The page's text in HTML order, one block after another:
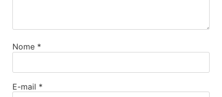
Nome *
E-mail *